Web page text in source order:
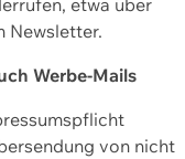
etwa über
Newsletter.
Werbe-Mails
von nicht